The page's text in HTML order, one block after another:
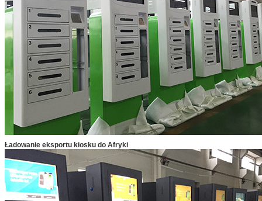
Ładowanie eksportu kiosku do Afryki